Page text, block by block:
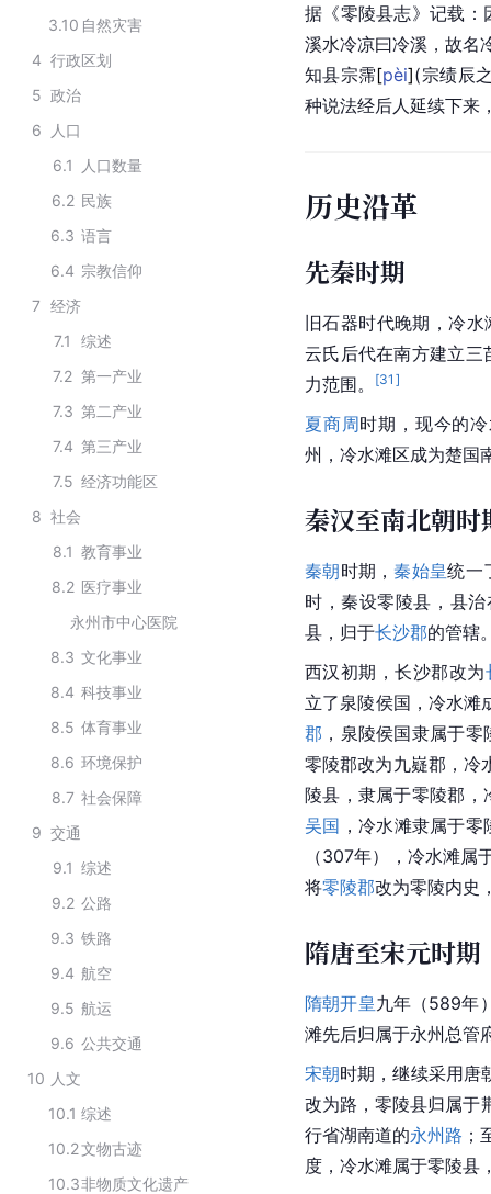
3.10 自然灾害
4 行政区划
5 政治
6
人口
6.1
人口数量
6.2 民族
6.3 语言
6.4 宗教信仰
7 经济
7.1
综述
7.2 第一产业
7.3 第二产业
7.4 第三产业
7.5 经济功能区
8 社会
8.1 教育事业
8.2 医疗事业
永州市中心医院
8.3 文化事业
8.4 科技事业
8.5 体育事业
8.6 环境保护
8.7 社会保障
9 交通
9.1 综述
9.2 公路
9.3 铁路
9.4 航空
9.5 航运
9.6 公共交通
10 人文
10.1 综述
10.2文物古迹
10.3非物质文化遗产
据《零陵县志》记载
溪水冷凉曰冷溪，故名
知县宗霈[pèi](宗绩辰
种说法经后人延续下来
历史沿革
先秦时期
旧石器时代晚期，冷水
云氏后代在南方建立三
力范围。 [31 ]
夏商周时期，现今的
州，冷水滩区成为楚国
秦汉至南北朝时
秦朝时期，秦始皇统一
时，秦设零陵县，县
县，归于长沙郡的管辖
西汉初期，长沙郡改为
立了泉陵侯国，冷水滩
郡 ，泉陵侯国隶属于
零陵郡改为九嶷郡，冷
陵县，隶属于零陵郡
吴国 ，冷水滩隶属于零
（307年），冷水滩属
将零陵郡改为零陵内史
隋唐至宋元时期
隋朝开皇九年（589年
滩先后归属于永州总管
宋朝时期，继续采用唐
改为路，零陵县归属于
行省湖南道的永州路 ；
度，冷水滩属于零陵县